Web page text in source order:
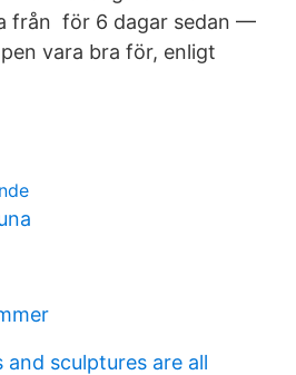
från för 6 dagar sedan —
vara bra för, enligt
and sculptures are all